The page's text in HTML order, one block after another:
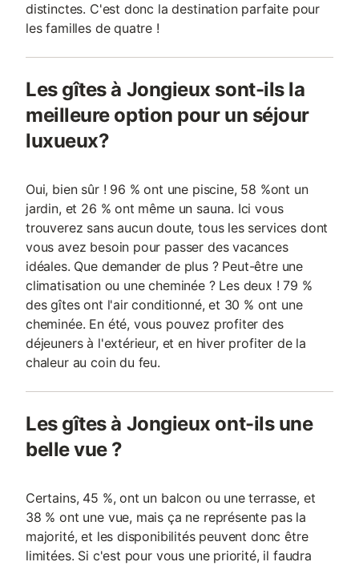
distinctes. C'est donc la destination parfaite pour
les familles de quatre !
Les gîtes à Jongieux sont-ils la
meilleure option pour un séjour
luxueux?
Oui, bien sûr ! 96 % ont une piscine, 58 %ont un
jardin, et 26 % ont même un sauna. Ici vous
trouverez sans aucun doute, tous les services dont
vous avez besoin pour passer des vacances
idéales. Que demander de plus ? Peut-être une
climatisation ou une cheminée ? Les deux ! 79 %
des gîtes ont l'air conditionné, et 30 % ont une
cheminée. En été, vous pouvez profiter des
déjeuners à l'extérieur, et en hiver profiter de la
chaleur au coin du feu.
Les gîtes à Jongieux ont-ils une
belle vue ?
Certains, 45 %, ont un balcon ou une terrasse, et
38 % ont une vue, mais ça ne représente pas la
majorité, et les disponibilités peuvent donc être
limitées. Si c'est pour vous une priorité, il faudra